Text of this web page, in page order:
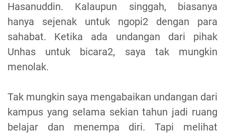
Hasanuddin. Kalaupun singgah, biasanya
hanya sejenak untuk ngopi2 dengan para
sahabat. Ketika ada undangan dari pihak
Unhas untuk bicara2, saya tak mungkin
menolak.
Tak mungkin saya mengabaikan undangan dari
kampus yang selama sekian tahun jadi ruang
belajar dan menempa diri. Tapi melihat